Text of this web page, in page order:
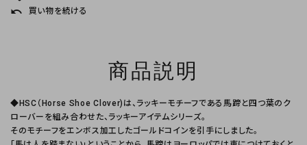
undo 買い物を続ける
商品説明
◆HSC（Horse Shoe Clover)は、ラッキーモチーフである馬蹄と四つ葉のク
ローバーを組み合わせた、ラッキーアイテムシリーズ。
そのモチーフをエンボス加工したゴールドコインを引手にしました。